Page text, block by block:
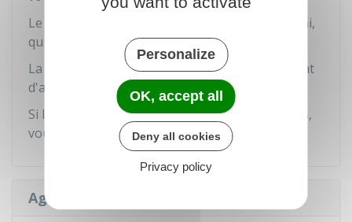
Le médiateur émet ensuite un avis dans un délai,
qui varie entre 3 et 6 mois.
La portée de cet avis est précisée dans le contrat
d'assurance.
Si la décision du médiateur ne vous satisfait pas,
vous pouvez encore faire un .
Agir en justice
Personalize
OK, accept all
Deny all cookies
Privacy policy